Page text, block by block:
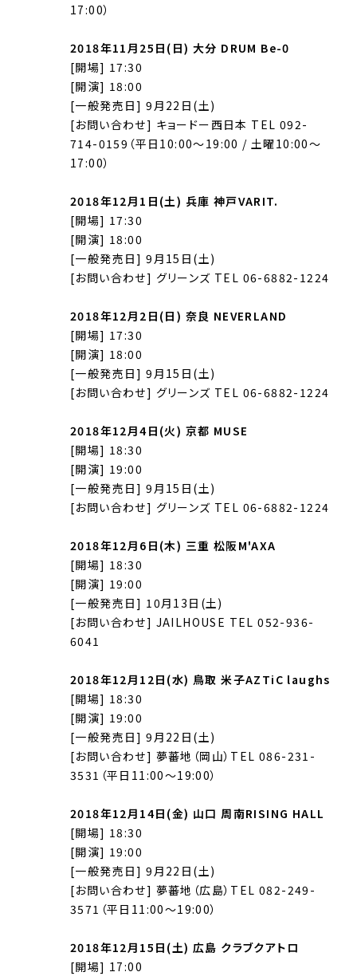
17:00）
2018年11月25日(日) 大分 DRUM Be-0
[開場] 17:30
[開演] 18:00
[一般発売日] 9月22日(土)
[お問い合わせ] キョードー西日本 TEL 092-
714-0159（平日10:00～19:00 / 土曜10:00～
17:00）
2018年12月1日(土) 兵庫 神戸VARIT.
[開場] 17:30
[開演] 18:00
[一般発売日] 9月15日(土)
[お問い合わせ] グリーンズ TEL 06-6882-1224
2018年12月2日(日) 奈良 NEVERLAND
[開場] 17:30
[開演] 18:00
[一般発売日] 9月15日(土)
[お問い合わせ] グリーンズ TEL 06-6882-1224
2018年12月4日(火) 京都 MUSE
[開場] 18:30
[開演] 19:00
[一般発売日] 9月15日(土)
[お問い合わせ] グリーンズ TEL 06-6882-1224
2018年12月6日(木) 三重 松阪M'AXA
[開場] 18:30
[開演] 19:00
[一般発売日] 10月13日(土)
[お問い合わせ] JAILHOUSE TEL 052-936-
6041
2018年12月12日(水) 鳥取 米子AZTiC laughs
[開場] 18:30
[開演] 19:00
[一般発売日] 9月22日(土)
[お問い合わせ] 夢蕃地（岡山）TEL 086-231-
3531（平日11:00〜19:00）
2018年12月14日(金) 山口 周南RISING HALL
[開場] 18:30
[開演] 19:00
[一般発売日] 9月22日(土)
[お問い合わせ] 夢蕃地（広島）TEL 082-249-
3571（平日11:00〜19:00）
2018年12月15日(土) 広島 クラブクアトロ
[開場] 17:00